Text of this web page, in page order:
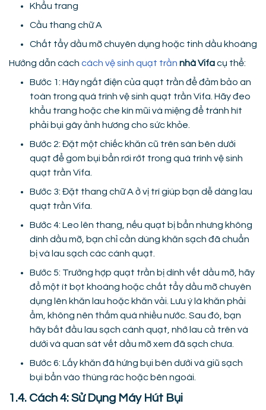
Khẩu trang
Cầu thang chữ A
Chất tẩy dầu mỡ chuyên dụng hoặc tinh dầu khoáng
Hướng dẫn cách cách vệ sinh quạt trần nhà Vifacụ thể:
Bước 1: Hãy ngắt điện của quạt trần để đảm bảo an
toàn trong quá trình vệ sinh quạt trần Vifa. Hãy đeo
khẩu trang hoặc che kín mũi và miệng để tránh hít
phải bụi gây ảnh hương cho sức khỏe.
Bước 2: Đặt một chiếc khăn cũ trên sàn bên dưới
quạt để gom bụi bẩn rơi rớt trong quá trình vệ sinh
quạt trần Vifa.
Bước 3: Đặt thang chữ A ở vị trí giúp bạn dễ dàng lau
quạt trần Vifa.
Bước 4: Leo lên thang, nếu quạt bị bẩn nhưng không
dính dầu mỡ, bạn chỉ cần dùng khăn sạch đã chuẩn
bị và lau sạch các cánh quạt.
Bước 5: Trường hợp quạt trần bị dính vết dầu mỡ, hãy
đổ một ít bọt khoáng hoặc chất tẩy dầu mỡ chuyên
dụng lên khăn lau hoặc khăn vải. Lưu ý là khăn phải
ẩm, không nên thấm quá nhiều nước. Sau đó, bạn
hãy bắt đầu lau sạch cánh quạt, nhớ lau cả trên và
dưới và quan sát vết dầu mỡ xem đã sạch chưa.
Bước 6: Lấy khăn đã hứng bụi bên dưới và giũ sạch
bụi bẩn vào thùng rác hoặc bên ngoài.
1.4. Cách 4: Sử Dụng Máy Hút Bụi